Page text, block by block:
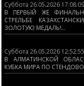
Суббота 26.05.2026 17:08:09
В ПЕРВЫЙ ЖЕ
СТРЕЛЬБЕ
ЗОЛОТУЮ МЕДАЛЬ!...
Суббота 26.05.2026 12:52:55
В АЛМАТИНСКОЙ
КУБКА МИРА ПО